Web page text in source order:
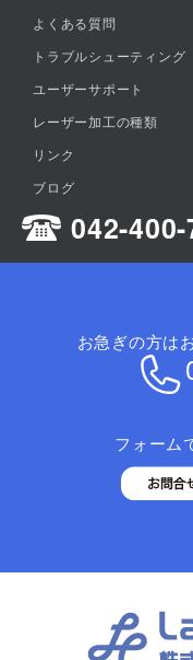
よくある質問
トラブルシューティング
ユーザーサポート
レーザー加工の種類
リンク
ブログ
042-
お急ぎの方は
フォーム